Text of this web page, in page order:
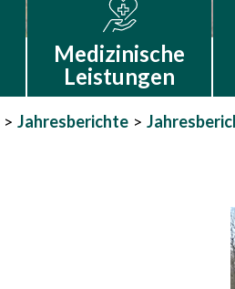
Medizinische
Leistungen
Jahresberichte